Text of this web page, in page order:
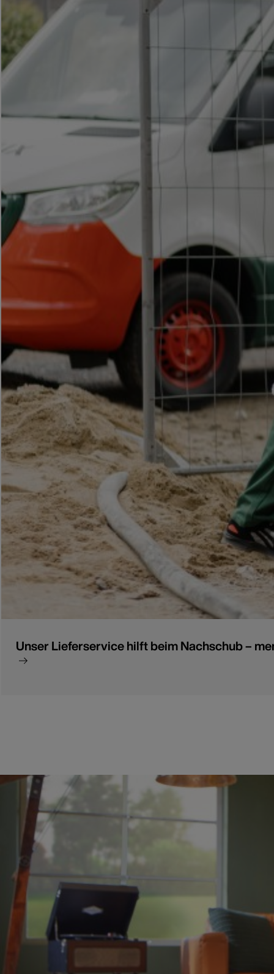
Unser Lieferservice hilft beim Nachschub –